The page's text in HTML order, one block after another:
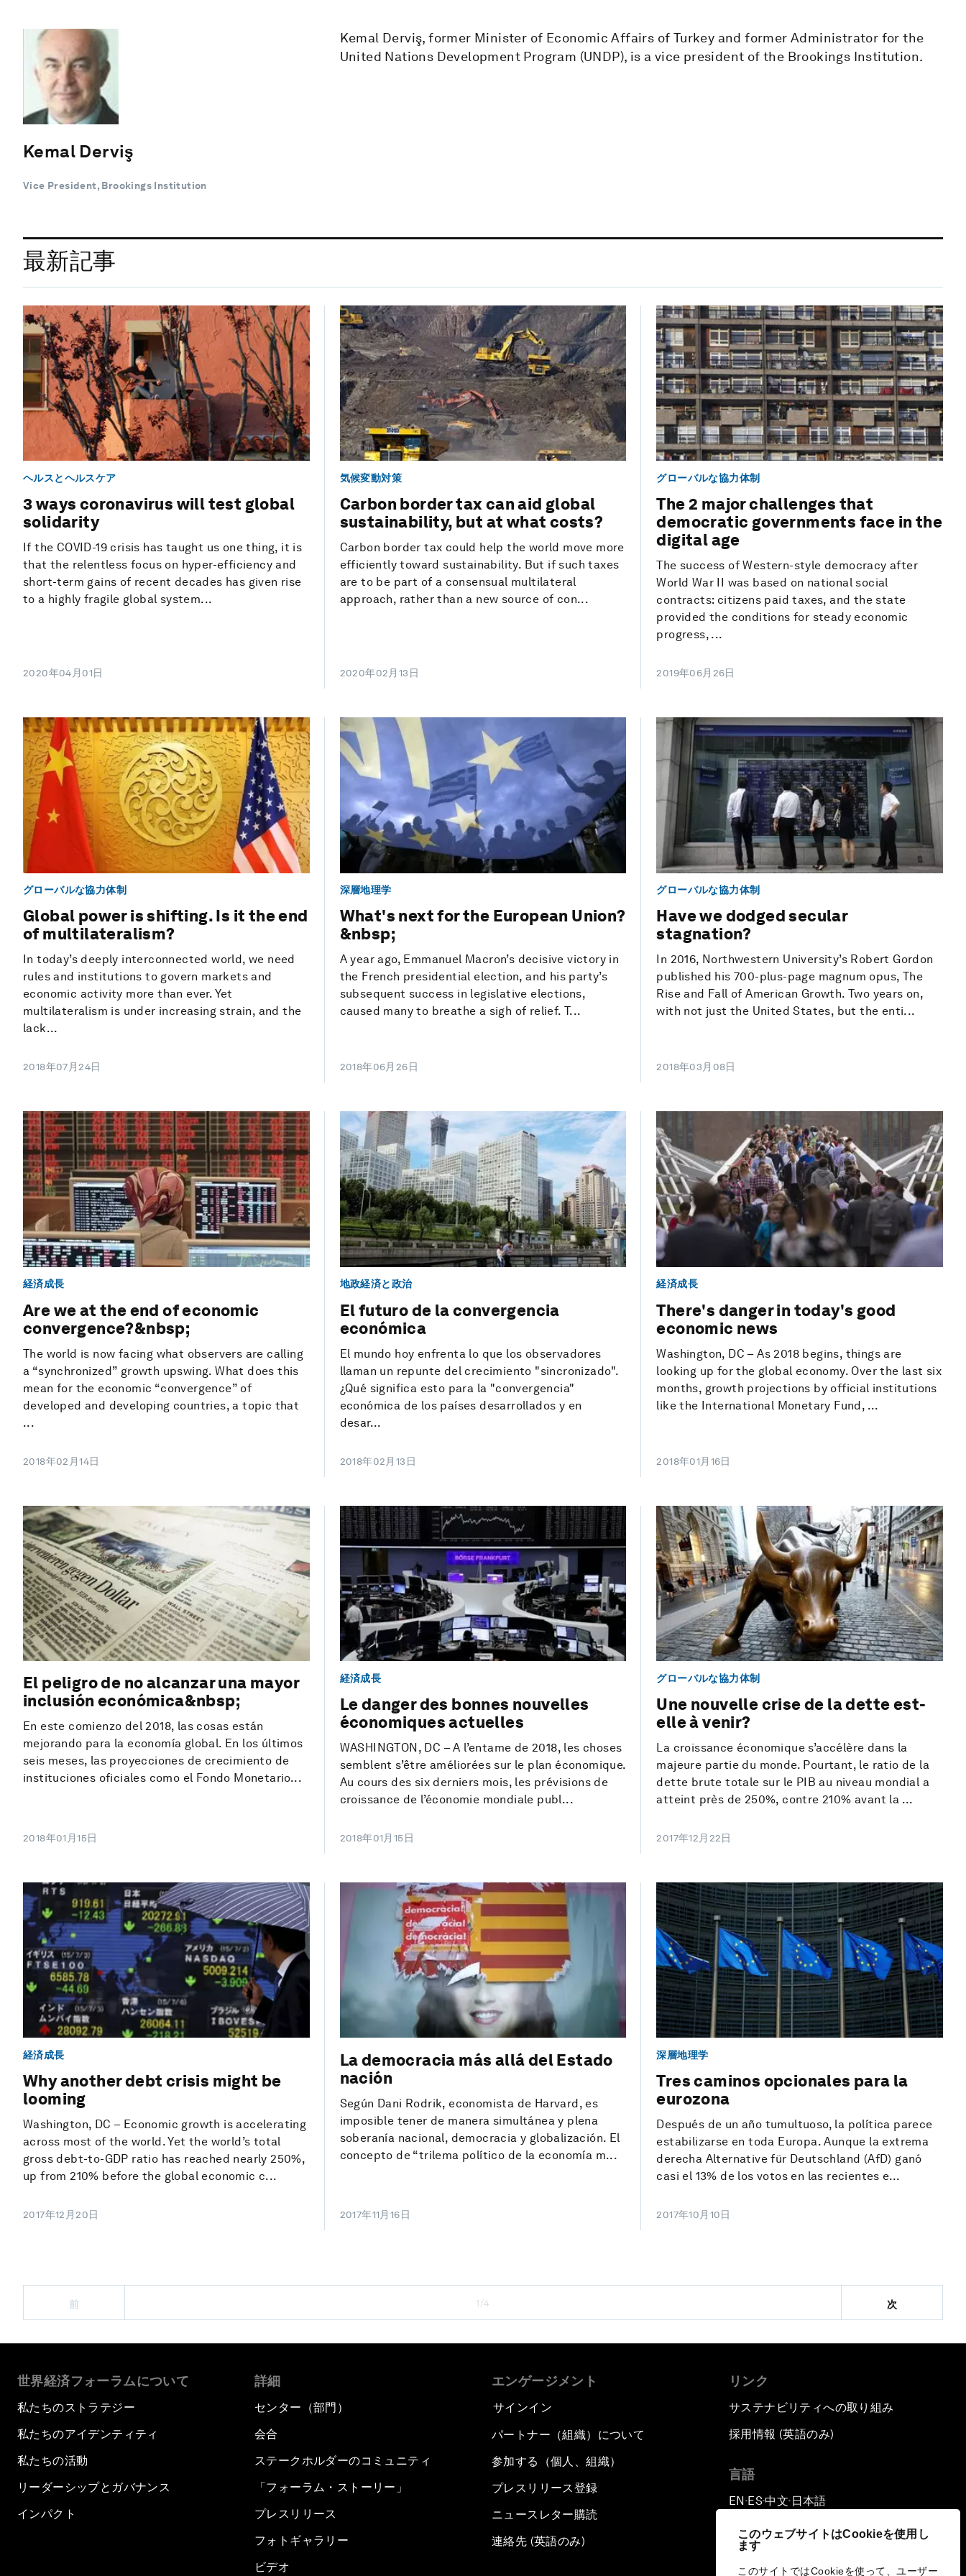
このウェブサイトはCookieを使用し
ます
このサイトではCookieを使って、ユーザー
Kemal Derviş
Vice President, Brookings Institution
Kemal Derviş, former Minister of Economic Affairs of Turkey and former Administrator for the
United Nations Development Program (UNDP), is a vice president of the Brookings Institution.
最新記事
ヘルスとヘルスケア
3 ways coronavirus will test global
solidarity
If the COVID-19 crisis has taught us one thing, it is
that the relentless focus on hyper-efficiency and
short-term gains of recent decades has given rise
to a highly fragile global system...
2020年04月01日
気候変動対策
Carbon border tax can aid global
sustainability, but at what costs?
Carbon border tax could help the world move more
efficiently toward sustainability. But if such taxes
are to be part of a consensual multilateral
approach, rather than a new source of con...
2020年02月13日
グローバルな協力体制
The 2 major challenges that
democratic governments face in the
digital age
The success of Western-style democracy after
World War II was based on national social
contracts: citizens paid taxes, and the state
provided the conditions for steady economic
progress, ...
2019年06月26日
グローバルな協力体制
Global power is shifting. Is it the end
of multilateralism?
In today’s deeply interconnected world, we need
rules and institutions to govern markets and
economic activity more than ever. Yet
multilateralism is under increasing strain, and the
lack...
2018年07月24日
深層地理学
What's next for the European Union?
&nbsp;
A year ago, Emmanuel Macron’s decisive victory in
the French presidential election, and his party’s
subsequent success in legislative elections,
caused many to breathe a sigh of relief. T...
2018年06月26日
グローバルな協力体制
Have we dodged secular
stagnation?
In 2016, Northwestern University’s Robert Gordon
published his 700-plus-page magnum opus, The
Rise and Fall of American Growth. Two years on,
with not just the United States, but the enti...
2018年03月08日
経済成長
Are we at the end of economic
convergence?&nbsp;
The world is now facing what observers are calling
a “synchronized” growth upswing. What does this
mean for the economic “convergence” of
developed and developing countries, a topic that
...
2018年02月14日
地政経済と政治
El futuro de la convergencia
económica
El mundo hoy enfrenta lo que los observadores
llaman un repunte del crecimiento "sincronizado".
¿Qué significa esto para la "convergencia"
económica de los países desarrollados y en
desar...
2018年02月13日
経済成長
There's danger in today's good
economic news
Washington, DC – As 2018 begins, things are
looking up for the global economy. Over the last six
months, growth projections by official institutions
like the International Monetary Fund, ...
2018年01月16日
El peligro de no alcanzar una mayor
inclusión económica&nbsp;
En este comienzo del 2018, las cosas están
mejorando para la economía global. En los últimos
seis meses, las proyecciones de crecimiento de
instituciones oficiales como el Fondo Monetario...
2018年01月15日
経済成長
Le danger des bonnes nouvelles
économiques actuelles
WASHINGTON, DC – A l’entame de 2018, les choses
semblent s’être améliorées sur le plan économique.
Au cours des six derniers mois, les prévisions de
croissance de l’économie mondiale publ...
2018年01月15日
グローバルな協力体制
Une nouvelle crise de la dette est-
elle à venir?
La croissance économique s’accélère dans la
majeure partie du monde. Pourtant, le ratio de la
dette brute totale sur le PIB au niveau mondial a
atteint près de 250%, contre 210% avant la ...
2017年12月22日
経済成長
Why another debt crisis might be
looming
Washington, DC – Economic growth is accelerating
across most of the world. Yet the world’s total
gross debt-to-GDP ratio has reached nearly 250%,
up from 210% before the global economic c...
2017年12月20日
La democracia más allá del Estado
nación
Según Dani Rodrik, economista de Harvard, es
imposible tener de manera simultánea y plena
soberanía nacional, democracia y globalización. El
concepto de “trilema político de la economía m...
2017年11月16日
深層地理学
Tres caminos opcionales para la
eurozona
Después de un año tumultuoso, la política parece
estabilizarse en toda Europa. Aunque la extrema
derecha Alternative für Deutschland (AfD) ganó
casi el 13% de los votos en las recientes e...
2017年10月10日
前 1/4 次
世界経済フォーラムについて
私たちのストラテジー
私たちのアイデンティティ
私たちの活動
リーダーシップとガバナンス
インパクト
詳細
センター（部門）
会合
ステークホルダーのコミュニティ
「フォーラム・ストーリー」
プレスリリース
フォトギャラリー
ビデオ
エンゲージメント
サインイン
パートナー（組織）について
参加する（個人、組織）
プレスリリース登録
ニュースレター購読
連絡先 (英語のみ)
リンク
サステナビリティへの取り組み
採用情報 (英語のみ)
言語
EN ▪ES▪中文▪ 日本語